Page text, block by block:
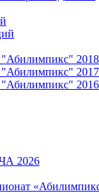
2026